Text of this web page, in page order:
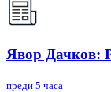
Явор Дачков:
преди 5 часа